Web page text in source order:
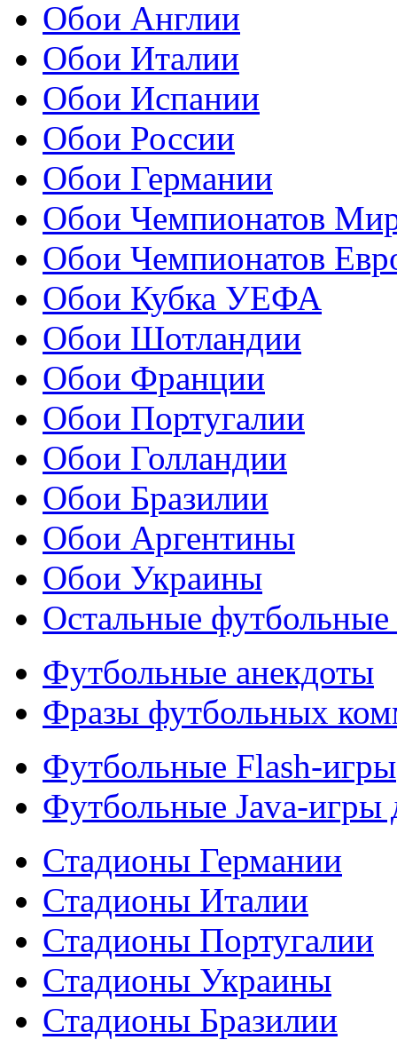
Обои Англии
Обои Италии
Обои Испании
Обои России
Обои Германии
Обои Чемпионатов
Обои Чемпионатов
Обои Кубка УЕФА
Обои Шотландии
Обои Франции
Обои Португалии
Обои Голландии
Обои Бразилии
Обои Аргентины
Обои Украины
Остальные
Футбольные анекдоты
Фразы футбольных
Футбольные Flash-игры
Футбольные Java-игры
Стадионы Германии
Стадионы Италии
Стадионы Португалии
Стадионы Украины
Стадионы Бразилии